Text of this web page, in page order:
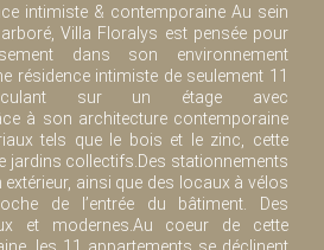
intimiste & contemporaine Au sein
Villa Floralys est pensée pour
dans son environnement
résidence intimiste de seulement 11
sur un étage avec
à son architecture contemporaine
tels que le bois et le zinc, cette
jardins collectifs.Des stationnements
ainsi que des locaux à vélos
de l’entrée du bâtiment. Des
et modernes.Au coeur de cette
les 11 appartements se déclinent